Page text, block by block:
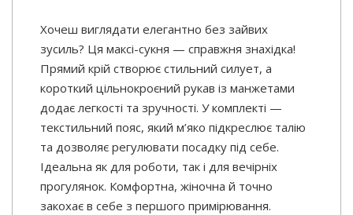
Хочеш виглядати елегантно без зайвих
зусиль? Ця максі-сукня — справжня знахідка!
Прямий крій створює стильний силует, а
короткий цільнокроєний рукав із манжетами
додає легкості та зручності. У комплекті —
текстильний пояс, який м’яко підкреслює талію
та дозволяє регулювати посадку під себе.
Ідеальна як для роботи, так і для вечірніх
прогулянок. Комфортна, жіночна й точно
закохає в себе з першого примірювання.